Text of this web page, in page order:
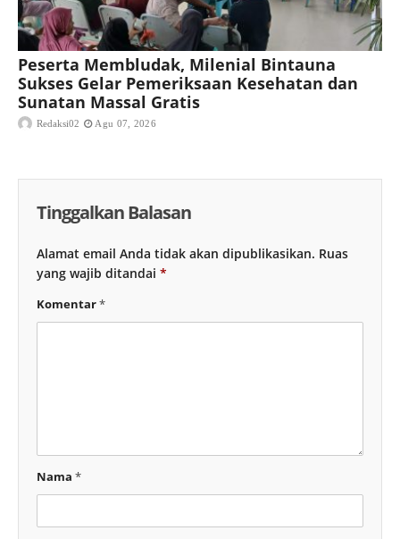
Peserta Membludak, Milenial Bintauna
Sukses Gelar Pemeriksaan Kesehatan dan
Sunatan Massal Gratis
Redaksi02 Agu 07, 2026
Tinggalkan Balasan
Alamat email Anda tidak akan dipublikasikan. Ruas
yang wajib ditandai *
Komentar*
Nama *